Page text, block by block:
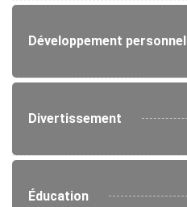
Développement personnel
Divertissement
Éducation